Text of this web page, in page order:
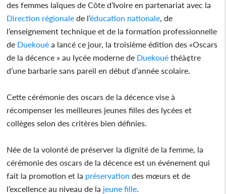
des femmes laïques de Côte d’Ivoire en partenariat avec la
Direction régionale de l’éducation nationale , de
l’enseignement technique et de la formation professionnelle
de Duekoué a lancé ce jour, la troisième édition des «Oscars
de la décence » au lycée moderne de Duekoué théà¢tre
d’une barbarie sans pareil en début d’année scolaire.
Cette cérémonie des oscars de la décence vise à
récompenser les meilleures jeunes filles des lycées et
collèges selon des critères bien définies.
Née de la volonté de préserver la dignité de la femme, la
cérémonie des oscars de la décence est un événement qui
fait la promotion et la préservation des mœurs et de
l’excellence au niveau de la jeune fille